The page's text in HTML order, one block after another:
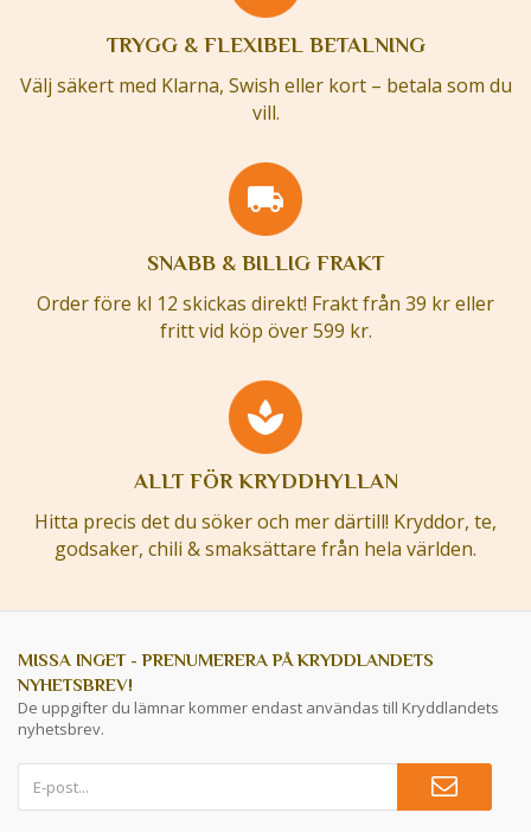
TRYGG & FLEXIBEL BETALNING
Välj säkert med Klarna, Swish eller kort – betala som du
vill.
SNABB & BILLIG FRAKT
Order före kl 12 skickas direkt! Frakt från 39 kr eller
fritt vid köp över 599 kr.
ALLT FÖR KRYDDHYLLAN
Hitta precis det du söker och mer därtill! Kryddor, te,
godsaker, chili & smaksättare från hela världen.
MISSA INGET - PRENUMERERA PÅ KRYDDLANDETS
NYHETSBREV!
De uppgifter du lämnar kommer endast användas till Kryddlandets
nyhetsbrev.